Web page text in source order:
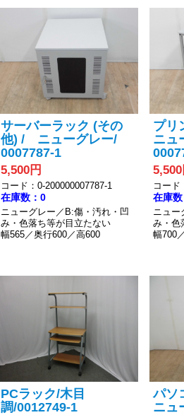
サーバーラック (その
他) / ニューグレー/
0007787-1
5,500円
コード：0-200000007787-1
在庫数：0
ニューグレー／B:傷・汚れ・凹
み・色落ち等が目立たない
幅565／奥行600／高600
プリ
ニュ
5,500
コード
在庫
ニュー
み・色
幅700
PCラック/木目
調/0012749-1
パソ
ニュ